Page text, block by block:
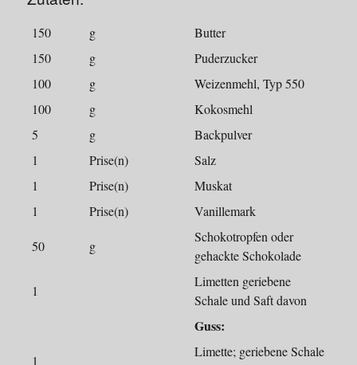
150 g
Butter
150
g
Puderzucker
100
g
Weizenmehl, Typ 550
100
g
Kokosmehl
5
g
Backpulver
1
Prise(n)
Salz
1
Prise(n)
Muskat
1
Prise(n) Vanillemark
50 g
Schokotropfen oder
gehackte Schokolade
1
Limetten geriebene
Schale und Saft davon
Guss:
1
Limette; geriebene Schale